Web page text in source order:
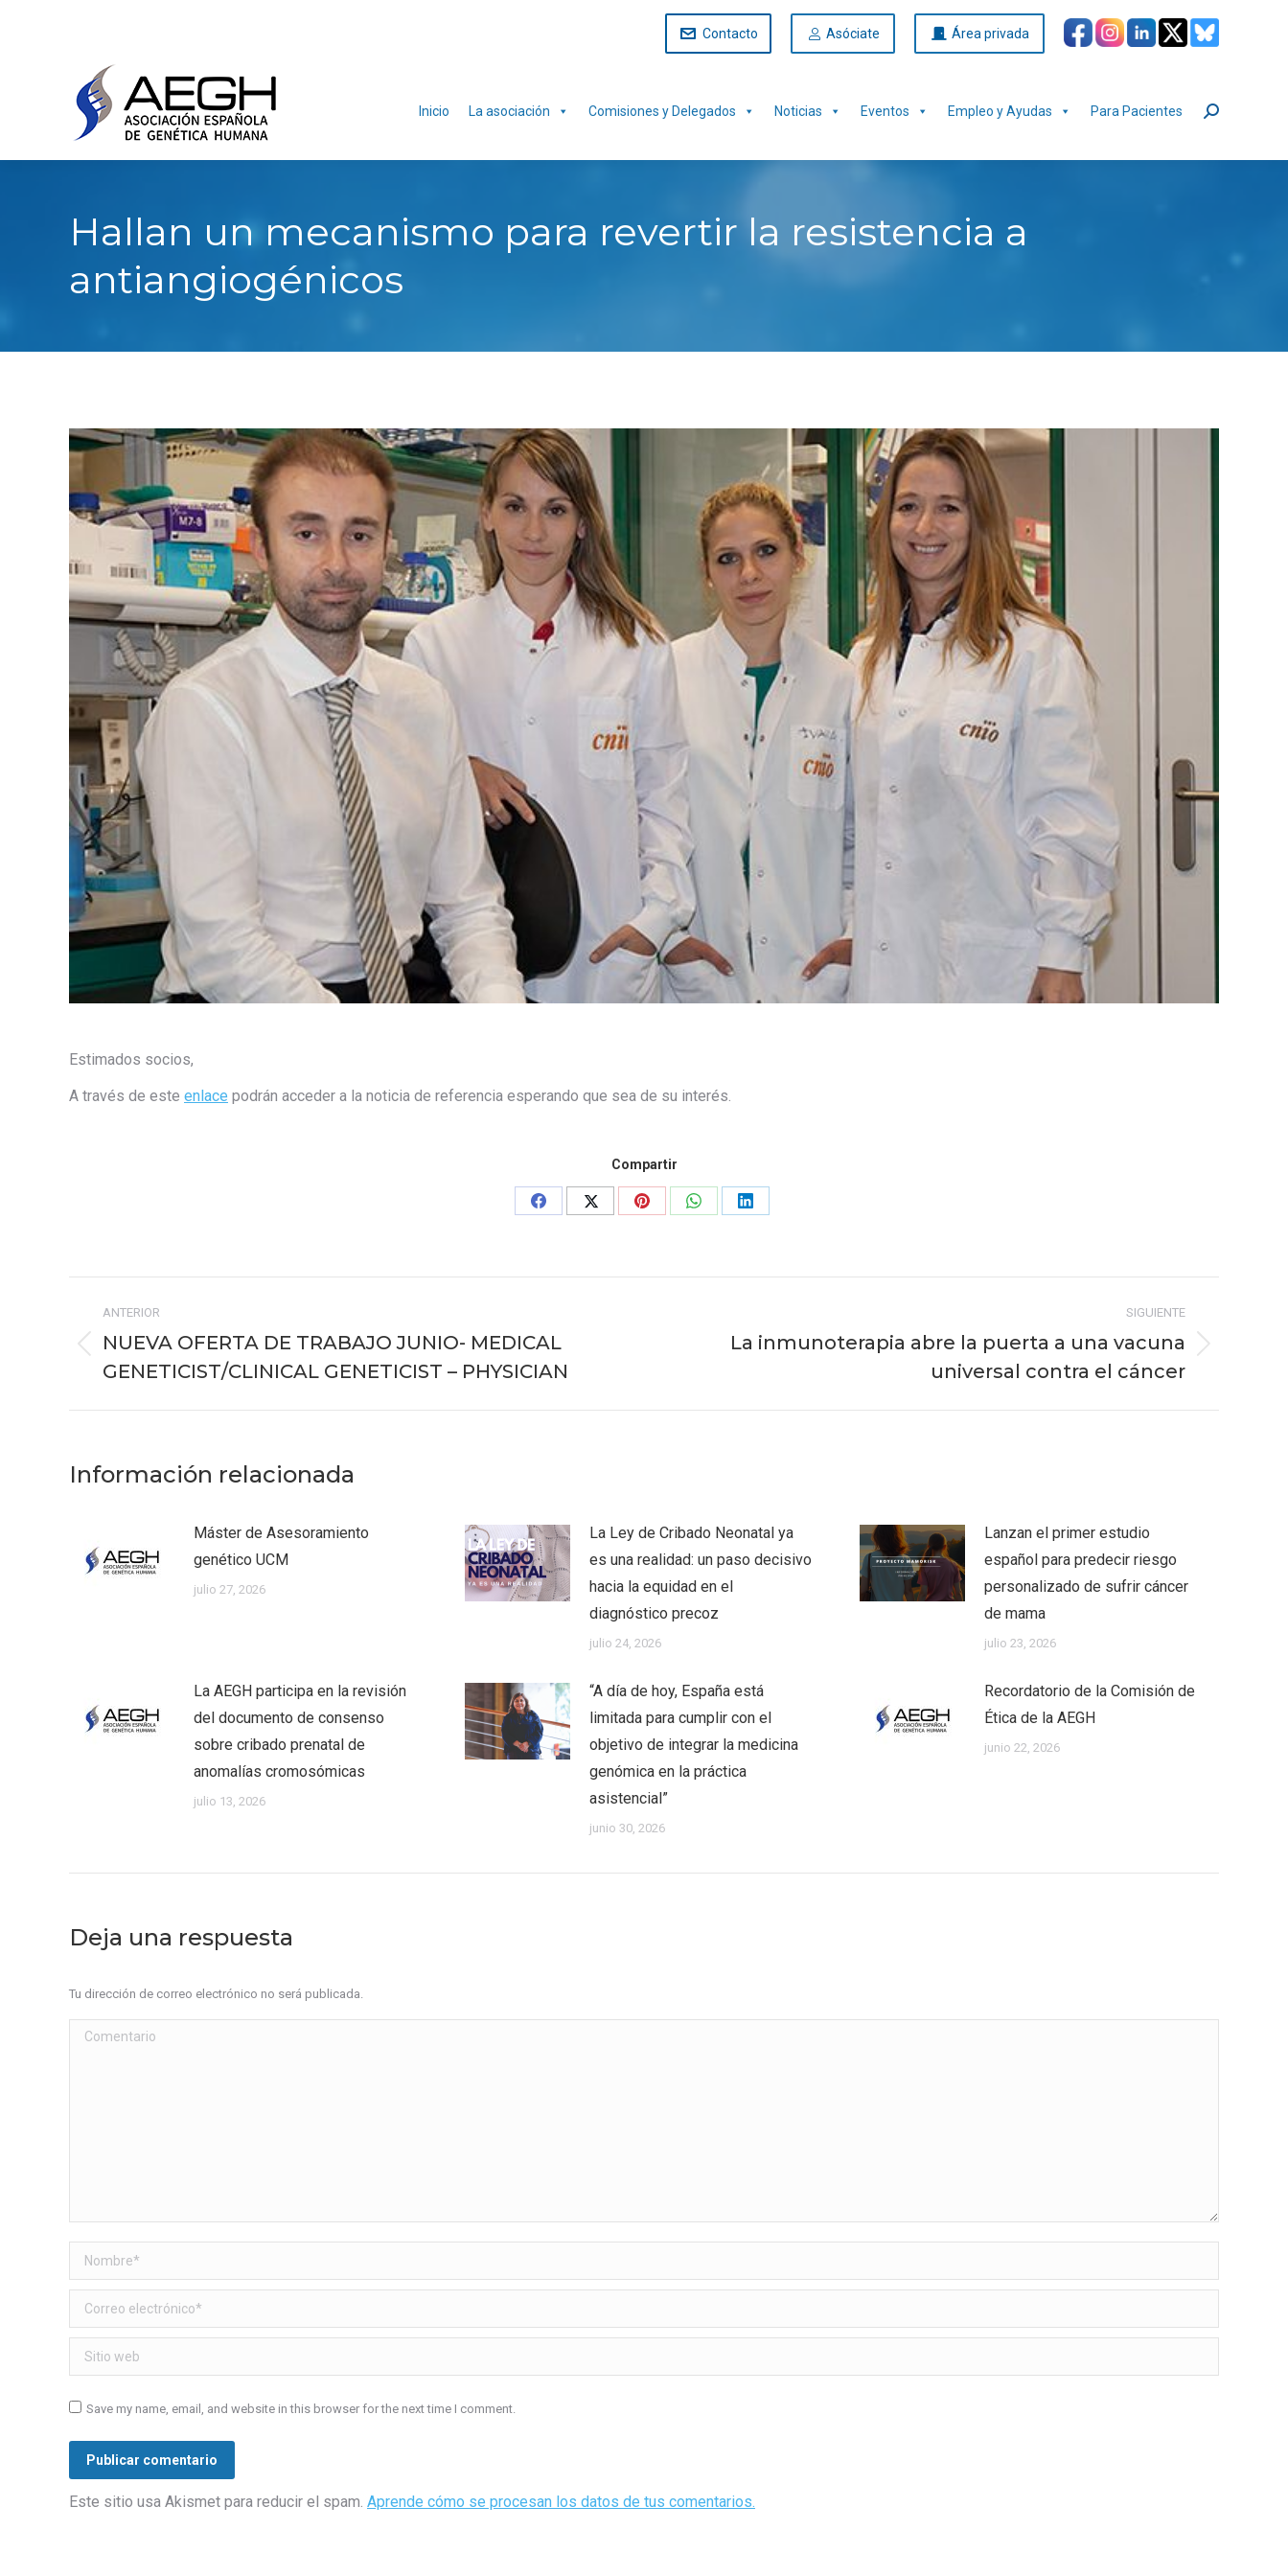
Contacto Asóciate Área privada
Inicio La asociación Comisiones y Delegados Noticias Eventos Empleo y Ayudas Para Pacientes Buscar:
Hallan un mecanismo para revertir la resistencia a
antiangiogénicos
Estimados socios,
A través de este enlace podrán acceder a la noticia de referencia esperando que sea de su interés.
Compartir
Share
Share
Share
Share
Share
entre
publicaciones
ANTERIOR
Publicación
anterior:
NUEVA OFERTA DE TRABAJO JUNIO- MEDICAL
GENETICIST/CLINICAL GENETICIST – PHYSICIAN
SIGUIENTE
Publicación
La inmunoterapia abre la puerta a una vacuna
universal contra el cáncer
Información relacionada
Máster de Asesoramiento
genético UCM
julio 27, 2026
La Ley de Cribado Neonatal ya
es una realidad: un paso decisivo
hacia la equidad en el
diagnóstico precoz
julio 24, 2026
Lanzan el primer estudio
español para predecir riesgo
personalizado de sufrir cáncer
de mama
julio 23, 2026
La AEGH participa en la revisión
del documento de consenso
sobre cribado prenatal de
anomalías cromosómicas
julio 13, 2026
“A día de hoy, España está
limitada para cumplir con el
objetivo de integrar la medicina
genómica en la práctica
asistencial”
junio 30, 2026
Recordatorio de la Comisión de
Ética de la AEGH
junio 22, 2026
Deja una respuesta
Tu dirección de correo electrónico no será publicada.
Comentario
Nombre *
Correo electrónico *
Sitio web
Save my name, email, and website in this browser for the next time I comment.
Publicar comentario
Este sitio usa Akismet para reducir el spam. Aprende cómo se procesan los datos de tus comentarios.